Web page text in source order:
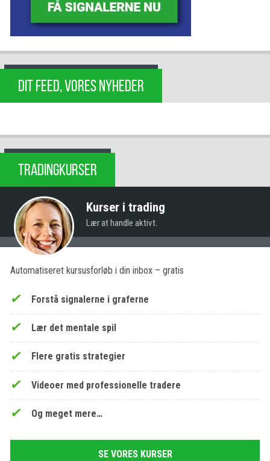
DIT FEED, VORES NYHEDER
TRADINGKURSER
Kurser i trading
Lær at handle aktivt.
Automatiseret kursusforløb i din inbox – gratis
Forstå signalerne i graferne
Lær det mentale spil
Flere gratis strategier
Videoer med professionelle tradere
Og meget mere…
SE VORES KURSER